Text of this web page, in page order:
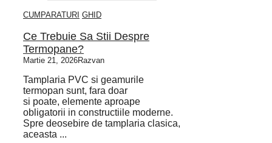
CUMPARATURI GHID
Ce Trebuie Sa Stii Despre
Termopane?
Martie 21, 2026Razvan
Tamplaria PVC si geamurile
termopan sunt, fara doar
si poate, elemente aproape
obligatorii in constructiile moderne.
Spre deosebire de tamplaria clasica,
aceasta ...